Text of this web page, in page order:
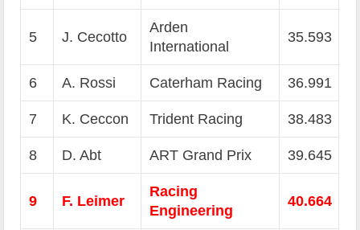
5 J. Cecotto
Arden
International
35.593
6 A. Rossi Caterham Racing 36.991
7 K. Ceccon Trident Racing 38.483
8 D. Abt ART Grand Prix 39.645
9 F. Leimer
Racing
Engineering
40.664